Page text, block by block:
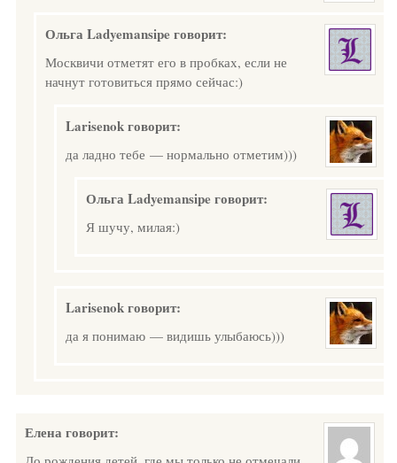
Ольга Ladyemansipe говорит:
Москвичи отметят его в пробках, если не
начнут готовиться прямо сейчас:)
Larisenokговорит:
да ладно тебе — нормально отметим)))
Ольга Ladyemansipe говорит:
Я шучу, милая:)
Larisenokговорит:
да я понимаю — видишь улыбаюсь)))
Елена говорит: